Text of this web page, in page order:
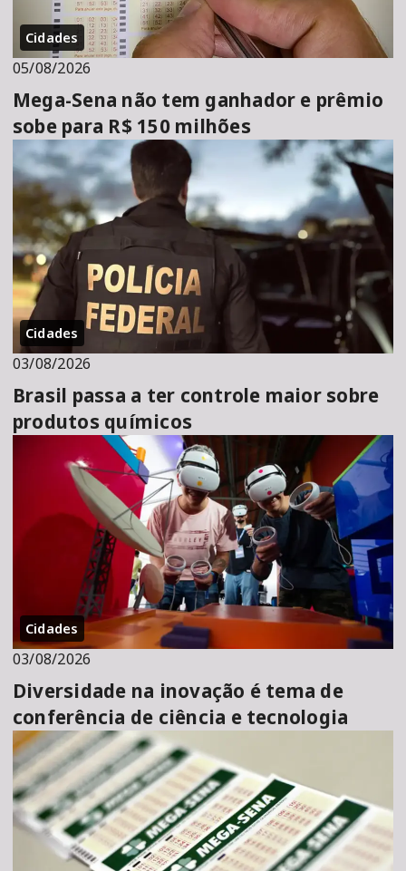
Cidades
05/08/2026
Mega-Sena não tem ganhador e prêmio
sobe para R$ 150 milhões
Cidades
03/08/2026
Brasil passa a ter controle maior sobre
produtos químicos
Cidades
03/08/2026
Diversidade na inovação é tema de
conferência de ciência e tecnologia